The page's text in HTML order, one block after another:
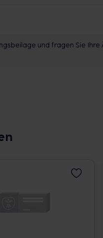
und fragen Sie Ihre